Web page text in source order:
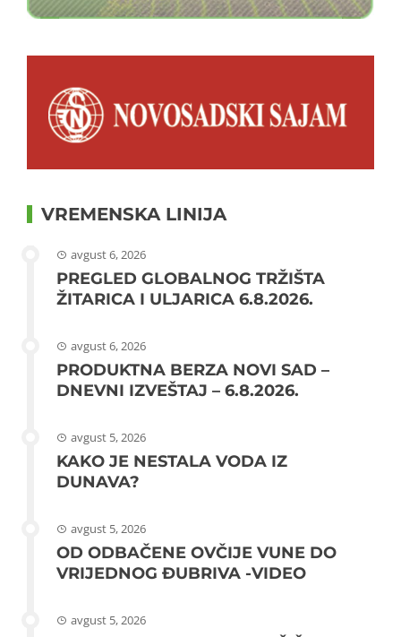
VREMENSKA LINIJA
avgust 6, 2026
PREGLED GLOBALNOG TRŽIŠTA
ŽITARICA I ULJARICA 6.8.2026.
avgust 6, 2026
PRODUKTNA BERZA NOVI SAD –
DNEVNI IZVEŠTAJ – 6.8.2026.
avgust 5, 2026
KAKO JE NESTALA VODA IZ
DUNAVA?
avgust 5, 2026
OD ODBAČENE OVČIJE VUNE DO
VRIJEDNOG ĐUBRIVA -VIDEO
avgust 5, 2026